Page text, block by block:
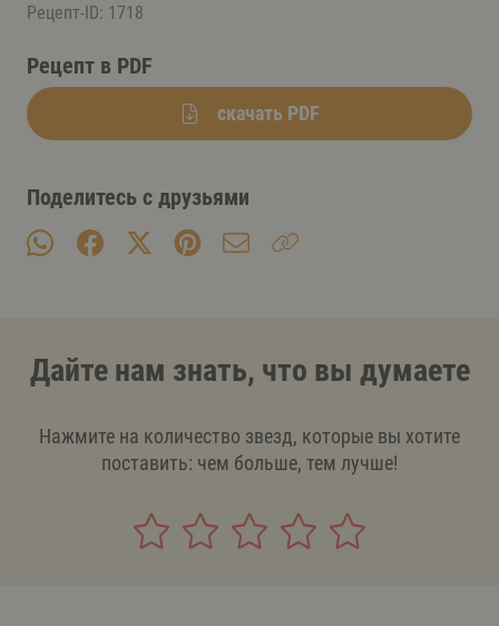
Рецепт-ID: 1718
Рецепт в PDF
скачать PDF
Поделитесь с друзьями
Дайте нам знать, что вы думаете
Нажмите на количество звезд, которые вы хотите
поставить: чем больше, тем лучше!